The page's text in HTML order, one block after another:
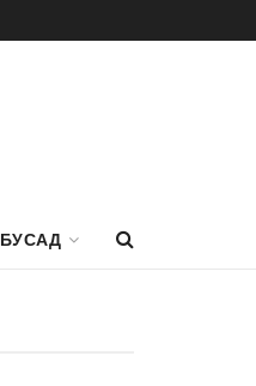
БУСАД